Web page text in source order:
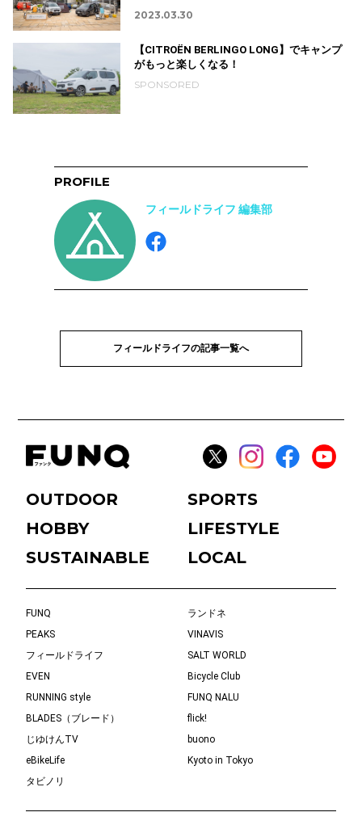
2023.03.30
【CITROËN BERLINGO LONG】でキャンプ
がもっと楽しくなる！
SPONSORED
PROFILE
フィールドライフ 編集部
フィールドライフの記事一覧へ
OUTDOOR
SPORTS
HOBBY
LIFESTYLE
SUSTAINABLE
LOCAL
FUNQ
ランドネ
PEAKS
VINAVIS
フィールドライフ
SALT WORLD
EVEN
Bicycle Club
RUNNING style
FUNQ NALU
BLADES（ブレード）
flick!
じゆけんTV
buono
eBikeLife
Kyoto in Tokyo
タビノリ